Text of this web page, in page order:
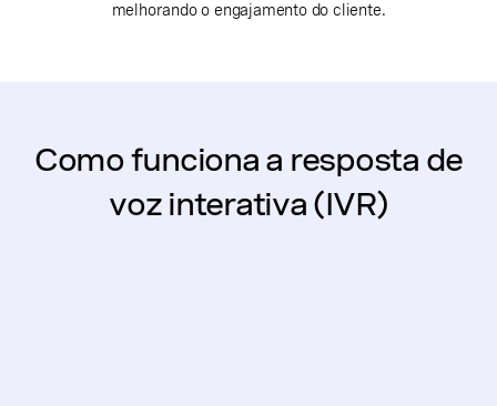
melhorando o engajamento do cliente.
Como funciona a resposta de
voz interativa (IVR)